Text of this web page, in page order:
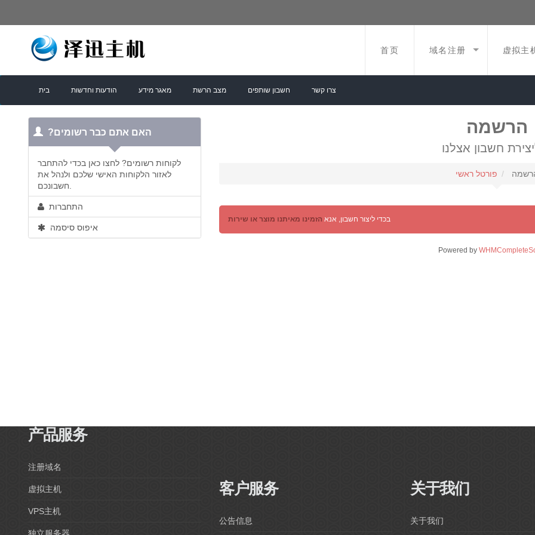
首页 域名注册 虚拟主
בית הודעות וחדשות מאגר מידע מצב הרשת חשבון שותפים צרו קשר
הרשמה
פורטל ראשי
?האם אתם כבר רשומים
לקוחות רשומים? לחצו כאן בכדי להתחבר
לאזור הלקוחות האישי שלכם ולנהל את
חשבונכם.
התחברות
איפוס סיסמה
בכדי ליצור חשבון, אנא הזמינו מאיתנו מוצר או שירות
Powered by
产品服务
注册域名
虚拟主机
VPS主机
客户服务
公告信息
关于我们
关于我们